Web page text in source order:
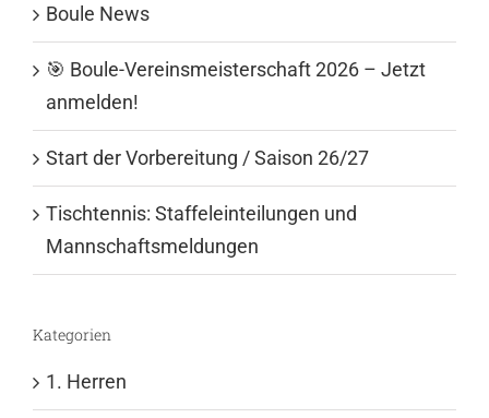
Boule News
🎯 Boule-Vereinsmeisterschaft 2026 – Jetzt
anmelden!
Start der Vorbereitung / Saison 26/27
Tischtennis: Staffeleinteilungen und
Mannschaftsmeldungen
Kategorien
1. Herren